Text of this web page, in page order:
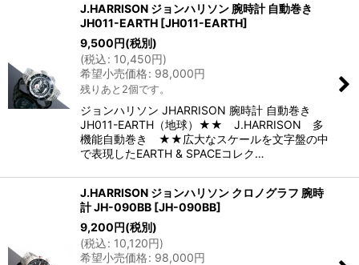
絞り込む
J.HARRISON ジョンハリソン 腕時計 自動巻き
JH011-EARTH [JH011-EARTH]
9,500円(税別)
(税込: 10,450円)
希望小売価格: 98,000円
残りあと2個です。
ジョンハリソン JHARRISON 腕時計 自動巻き
JH011-EARTH（地球）★★ J.HARRISON 多
機能自動巻き ★★広大なスケールを文字盤の中
で表現したEARTH & SPACEコレク…
J.HARRISON ジョンハリソン クロノグラフ 腕時
計 JH-090BB [JH-090BB]
9,200円(税別)
(税込: 10,120円)
希望小売価格: 98,000円